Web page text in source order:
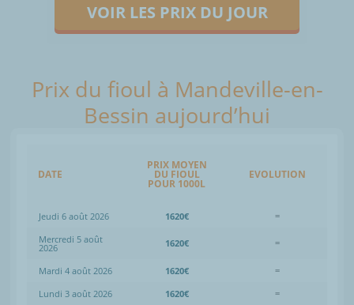
VOIR LES PRIX DU JOUR
Prix du fioul à Mandeville-en-
Bessin aujourd’hui
DATE
PRIX MOYEN
DU FIOUL
POUR 1000L
EVOLUTION
Jeudi 6 août 2026 1620€
=
Mercredi 5 août
2026 1620€ =
Mardi 4 août 2026 1620€
=
Lundi 3 août 2026
1620€
=